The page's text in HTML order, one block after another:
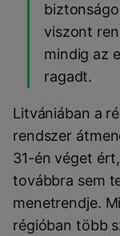
viszont
mindig az
ragadt.
Litvániában a
rendszer
31-én véget
továbbra sem
menetrendje.
régióban több